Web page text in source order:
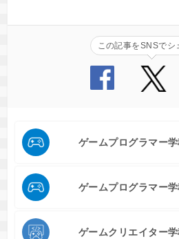
この記事をSNSでシ
ゲームプログラマー
ゲームプログラマー
ゲームクリエイター